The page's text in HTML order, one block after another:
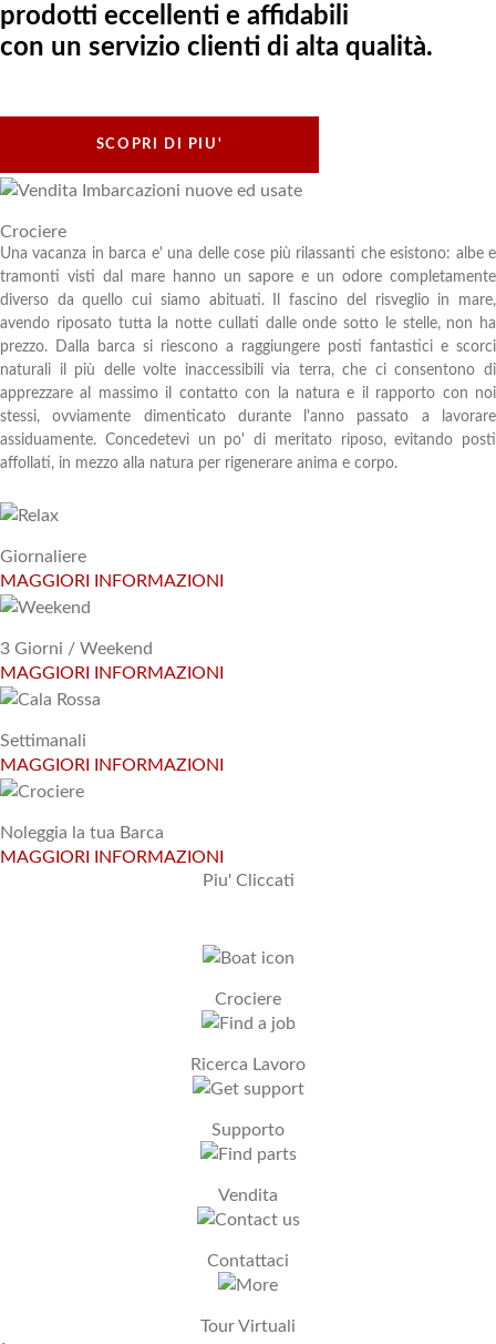
prodotti eccellenti e affidabili
con un servizio clienti di alta qualità.
SCOPRI DI PIU'
Crociere
Una vacanza in barca e' una delle cose più rilassanti che esistono: albe e
tramonti visti dal mare hanno un sapore e un odore completamente
diverso da quello cui siamo abituati. Il fascino del risveglio in mare,
avendo riposato tutta la notte cullati dalle onde sotto le stelle, non ha
prezzo. Dalla barca si riescono a raggiungere posti fantastici e scorci
naturali il più delle volte inaccessibili via terra, che ci consentono di
apprezzare al massimo il contatto con la natura e il rapporto con noi
stessi, ovviamente dimenticato durante l'anno passato a lavorare
assiduamente. Concedetevi un po' di meritato riposo, evitando posti
affollati, in mezzo alla natura per rigenerare anima e corpo.
Giornaliere
MAGGIORI INFORMAZIONI
3 Giorni / Weekend
MAGGIORI INFORMAZIONI
Settimanali
MAGGIORI INFORMAZIONI
Noleggia la tua Barca
MAGGIORI INFORMAZIONI
Piu' Cliccati
Crociere
Ricerca Lavoro
Supporto
Vendita
Contattaci
Tour Virtuali